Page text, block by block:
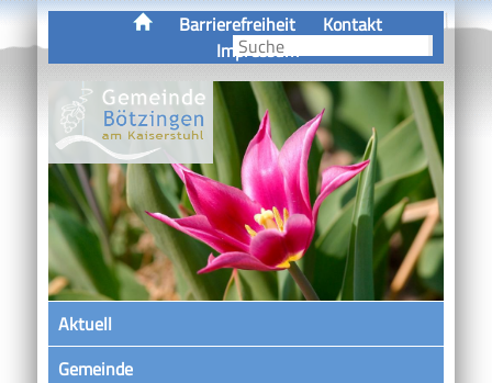
Barrierefreiheit
Kontakt
Impressum
Aktuell
Gemeinde